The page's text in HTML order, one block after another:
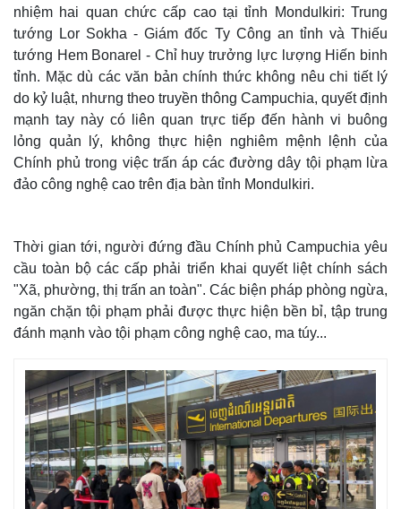
Thế giới
Quan sát
Cuộc sống đó đây
Hồ sơ
Multimedia
Video
Ảnh
E-Magazine
Infographic
nhiệm hai quan chức cấp cao tại tỉnh Mondulkiri: Trung
tướng Lor Sokha - Giám đốc Ty Công an tỉnh và Thiếu
tướng Hem Bonarel - Chỉ huy trưởng lực lượng Hiến binh
tỉnh. Mặc dù các văn bản chính thức không nêu chi tiết lý
do kỷ luật, nhưng theo truyền thông Campuchia, quyết định
mạnh tay này có liên quan trực tiếp đến hành vi buông
lỏng quản lý, không thực hiện nghiêm mệnh lệnh của
Chính phủ trong việc trấn áp các đường dây tội phạm lừa
đảo công nghệ cao trên địa bàn tỉnh Mondulkiri.
Thời gian tới, người đứng đầu Chính phủ Campuchia yêu
cầu toàn bộ các cấp phải triển khai quyết liệt chính sách
"Xã, phường, thị trấn an toàn". Các biện pháp phòng ngừa,
ngăn chặn tội phạm phải được thực hiện bền bỉ, tập trung
đánh mạnh vào tội phạm công nghệ cao, ma túy...